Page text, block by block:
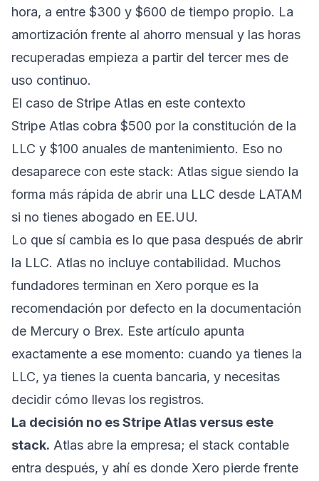
hora, a entre $300 y $600 de tiempo propio. La
amortización frente al ahorro mensual y las horas
recuperadas empieza a partir del tercer mes de
uso continuo.
El caso de Stripe Atlas en este contexto
Stripe Atlas cobra $500 por la constitución de la
LLC y $100 anuales de mantenimiento. Eso no
desaparece con este stack: Atlas sigue siendo la
forma más rápida de abrir una LLC desde LATAM
si no tienes abogado en EE.UU.
Lo que sí cambia es lo que pasa después de abrir
la LLC. Atlas no incluye contabilidad. Muchos
fundadores terminan en Xero porque es la
recomendación por defecto en la documentación
de Mercury o Brex. Este artículo apunta
exactamente a ese momento: cuando ya tienes la
LLC, ya tienes la cuenta bancaria, y necesitas
decidir cómo llevas los registros.
La decisión no es Stripe Atlas versus este
stack. Atlas abre la empresa; el stack contable
entra después, y ahí es donde Xero pierde frente